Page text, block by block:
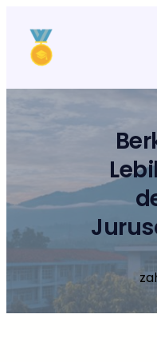
konten